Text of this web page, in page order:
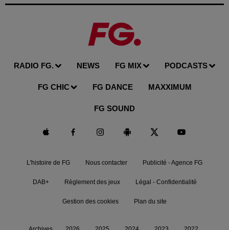
RADIO FG. NEWS FG MIX PODCASTS
FG CHIC FG DANCE MAXXIMUM
FG SOUND
L'histoire de FG Nous contacter Publicité - Agence FG
DAB+ Règlement des jeux Légal - Confidentialité
Gestion des cookies Plan du site